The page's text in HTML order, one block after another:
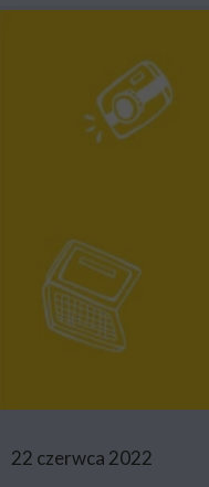
22 czerwca 2022